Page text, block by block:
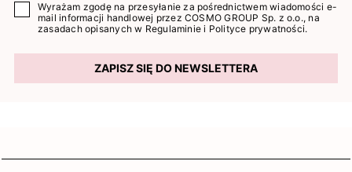
Wyrażam zgodę na przesyłanie za pośrednictwem wiadomości e-
mail informacji handlowej przez COSMO GROUP Sp. z o.o., na
zasadach opisanych w Regulaminie i Polityce prywatności.
ZAPISZ SIĘ DO NEWSLETTERA